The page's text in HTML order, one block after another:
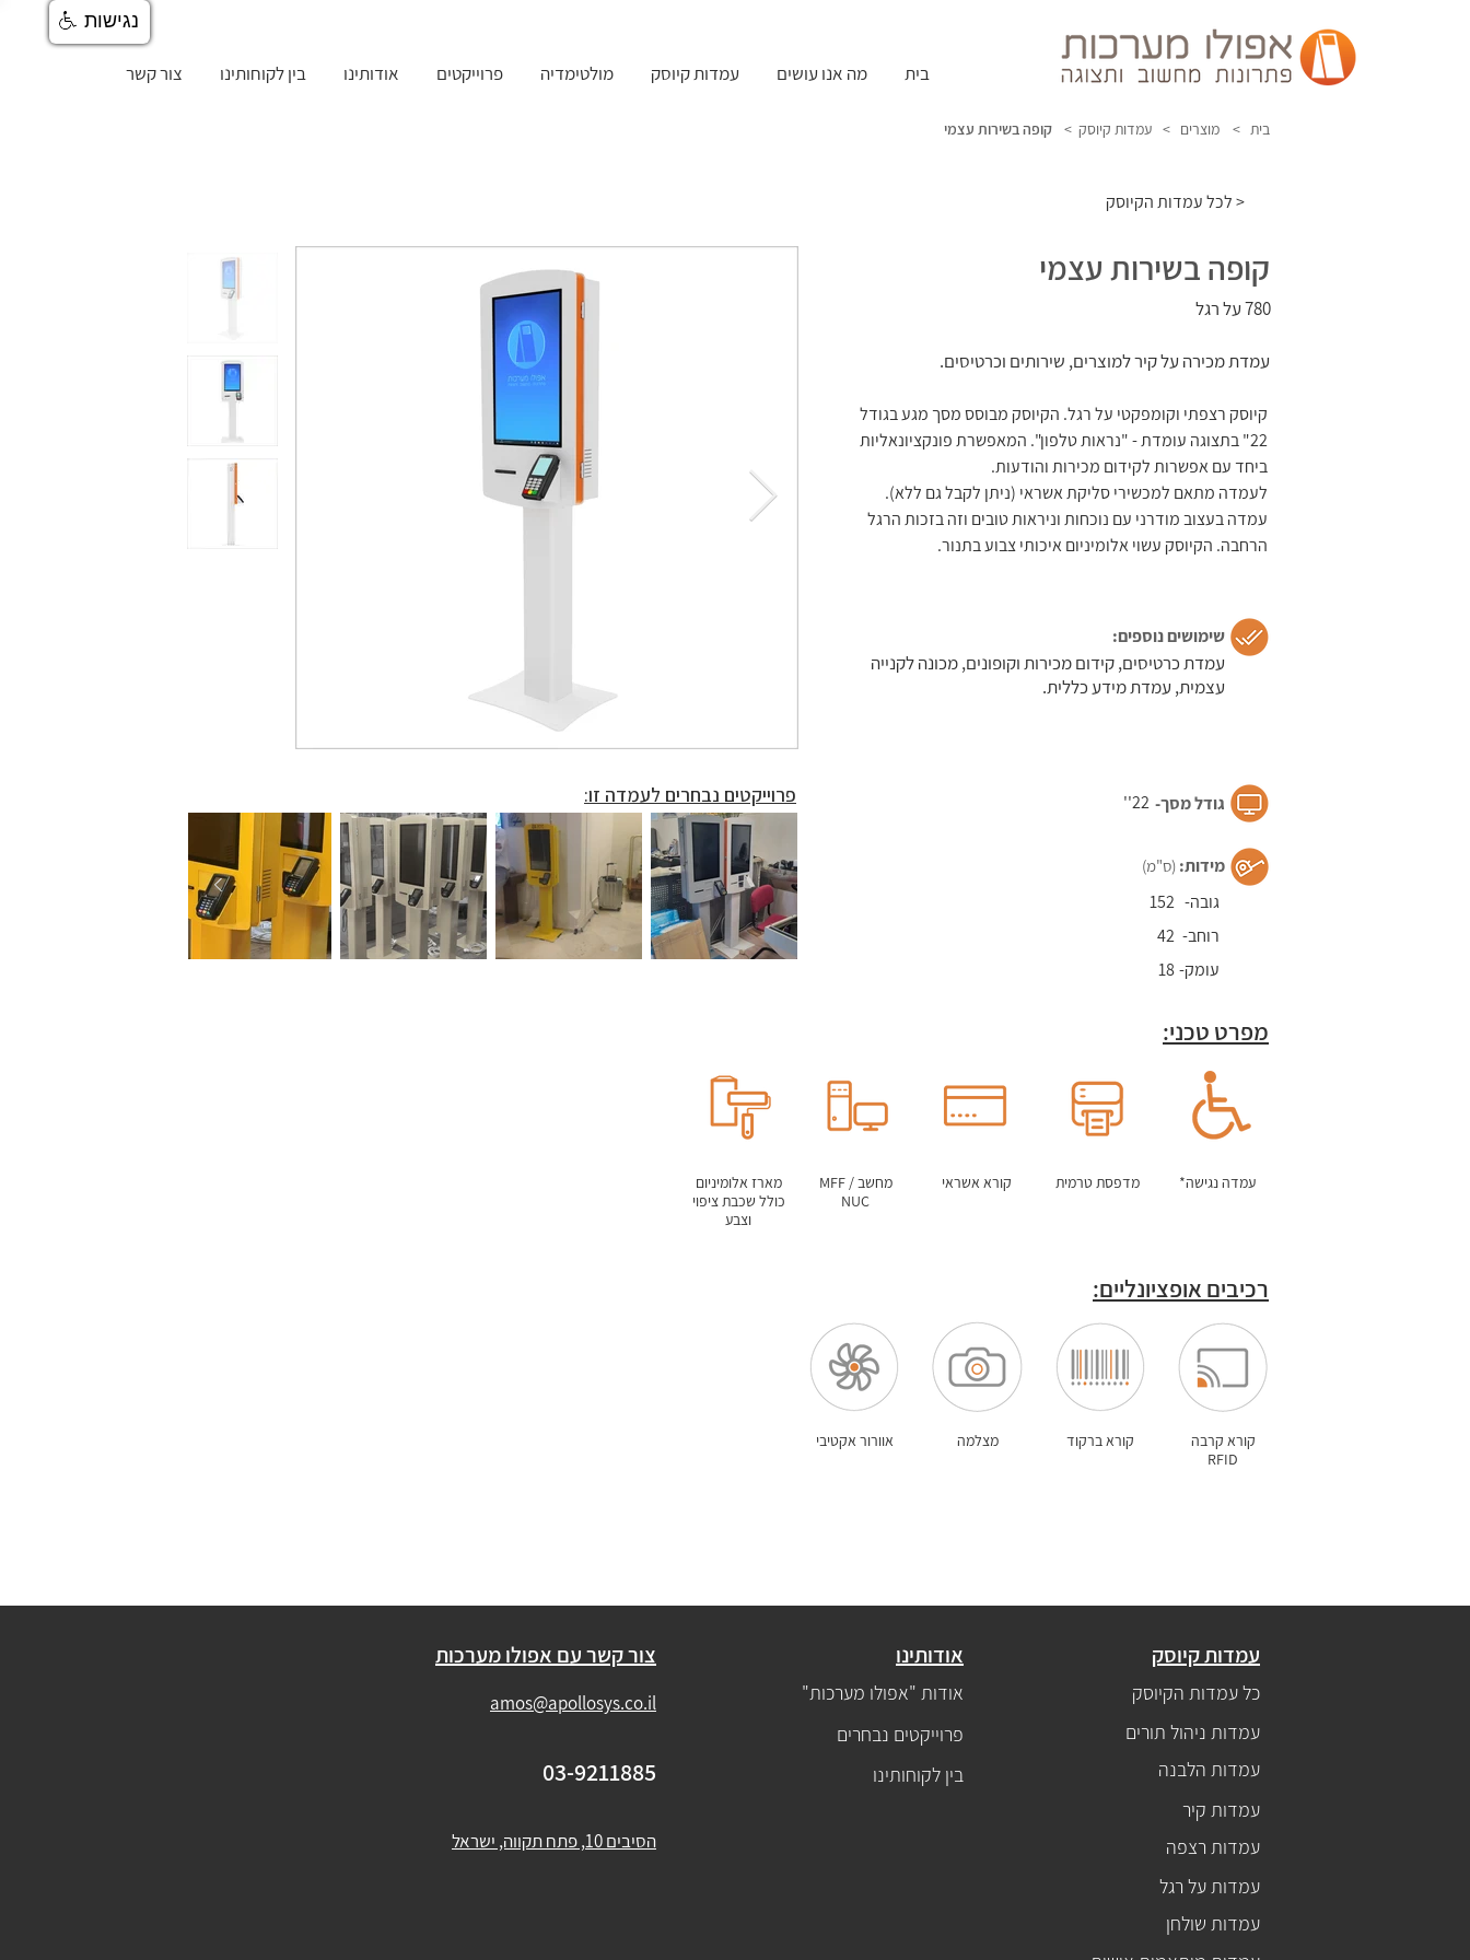
בית מה אנו עושים עמדות קיוסק מולטימדיה פרוייקטים אודותינו בין לקוחותינו צור קשר
קופה בשירות עצמי עמדות קיוסק > מוצרים > בית >
לכל עמדות הקיוסק >
קופה בשירות עצמי
קופה בשירות עצמי
780 על רגל
עמדת מכירה על קיר למוצרים, שירותים וכרטיסים.
קיוסק רצפתי וקומפקטי על רגל. הקיוסק מבוסס מסך מגע בגודל
22" בתצוגה עומדת - "נראות טלפון". המאפשרת פונקציונאליות
ביחד עם אפשרות לקידום מכירות והודעות.
לעמדה מתאם למכשירי סליקת אשראי (ניתן לקבל גם ללא).
עמדה בעצוב מודרני עם נוכחות וניראות טובים וזה בזכות הרגל
הרחבה. הקיוסק עשוי אלומיניום איכותי צבוע בתנור.
שימושים נוספים:
עמדת כרטיסים, קידום מכירות וקופונים, מכונה לקנייה
עצמית, עמדת מידע כללית.
פרוייקטים נבחרים לעמדה זו: 22'' גודל מסך-​
מידות: (ס"מ)
152 גובה-
42 רוחב-
18עומק-
מפרט טכני:
מארז אלומיניום
כולל שכבת ציפוי
וצבע
עמדה נגישה* מדפסת טרמית קורא אשראי
מחשב MFF /
NUC
רכיבים אופציונליים:
קורא קרבה
RFID
קורא ברקוד מצלמה אוורור אקטיבי
צור קשר עם אפולו מערכות
amos@apollosys.co.il
03-9211885
אודותינו
אודות "אפולו מערכות"
פרוייקטים נבחרים
בין לקוחותינו
הסיבים 10, פתח תקווה, ישראל
עמדות קיוסק
כל עמדות הקיוסק
עמדות ניהול תורים
עמדות הלבנה
עמדות קיר
עמדות רצפה
עמדות על רגל
עמדות שולחן
נגישות